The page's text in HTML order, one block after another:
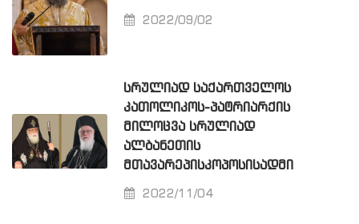
2022/09/02
ᲡᲠᲣᲚᲘᲐᲓ ᲡᲐᲥᲐᲠᲗᲕᲔᲚᲝᲡ
ᲙᲐᲗᲝᲚᲘᲙᲝᲡ-ᲞᲐᲢᲠᲘᲐᲠᲥᲘᲡ
ᲛᲘᲚᲝᲪᲕᲐ ᲡᲠᲣᲚᲘᲐᲓ
ᲐᲚᲑᲐᲜᲔᲗᲘᲡ
ᲛᲗᲐᲕᲐᲠᲔᲞᲘᲡᲙᲝᲞᲝᲡᲘᲡᲐᲓᲛᲘ
2022/11/04